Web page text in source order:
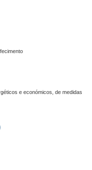
e económicos, de medidas